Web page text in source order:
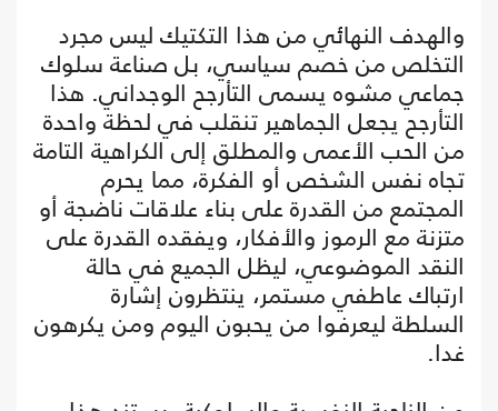
والهدف النهائي من هذا التكتيك ليس مجرد
التخلص من خصم سياسي، بل صناعة سلوك
جماعي مشوه يسمى التأرجح الوجداني. هذا
التأرجح يجعل الجماهير تنقلب في لحظة واحدة
من الحب الأعمى والمطلق إلى الكراهية التامة
تجاه نفس الشخص أو الفكرة، مما يحرم
المجتمع من القدرة على بناء علاقات ناضجة أو
متزنة مع الرموز والأفكار، ويفقده القدرة على
النقد الموضوعي، ليظل الجميع في حالة
ارتباك عاطفي مستمر، ينتظرون إشارة
السلطة ليعرفوا من يحبون اليوم ومن يكرهون
غدا.